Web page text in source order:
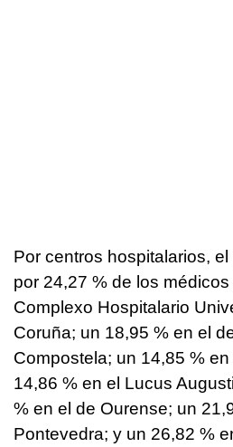
Por centros hospitalarios,
por 24,27 % de los
Complexo Hospitalario
Coruña; un 18,95 % en el
Compostela; un 14,85 %
14,86 % en el Lucus
% en el de Ourense; un
Pontevedra; y un 26,82 %